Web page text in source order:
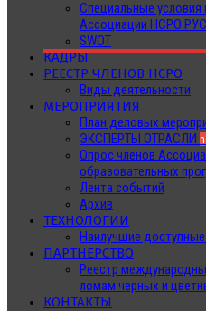
Специальные условия
Ассоциации НСРО
SWOT
КАДРЫ
РЕЕСТР ЧЛЕНОВ НСРО
Виды деятельности
МЕРОПРИЯТИЯ
План деловых
ЭКСПЕРТЫ ОТРАСЛИ
Опрос членов
образовательных
Лента событий
Архив
ТЕХНОЛОГИИ
Наилучшие доступные
ПАРТНЕРСТВО
Реестр
ломам черных и
КОНТАКТЫ